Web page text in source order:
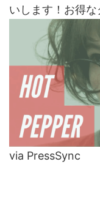
いします！お得な
via PressSync